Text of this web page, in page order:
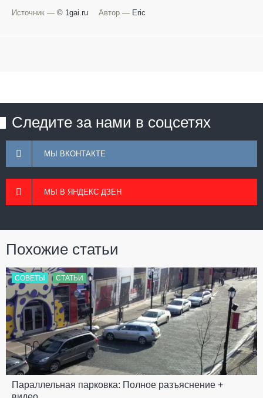
Источник — © 1gai.ru Автор — Eric
Следите за нами в соцсетях
МЫ ВКОНТАКТЕ
МЫ В ЯНДЕКС ДЗЕН
Похожие статьи
СОВЕТЫ СТАТЬИ
Параллельная парковка: Полное разъяснение +